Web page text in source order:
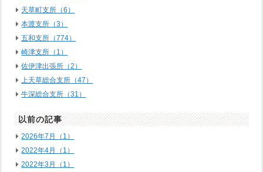
天草町支所（6）
本渡支所（3）
五和支所（774）
崎津支所（1）
佐伊津出張所（2）
上天草総合支所（47）
牛深総合支所（31）
以前の記事
2026年7月（1）
2022年4月（1）
2022年3月（1）